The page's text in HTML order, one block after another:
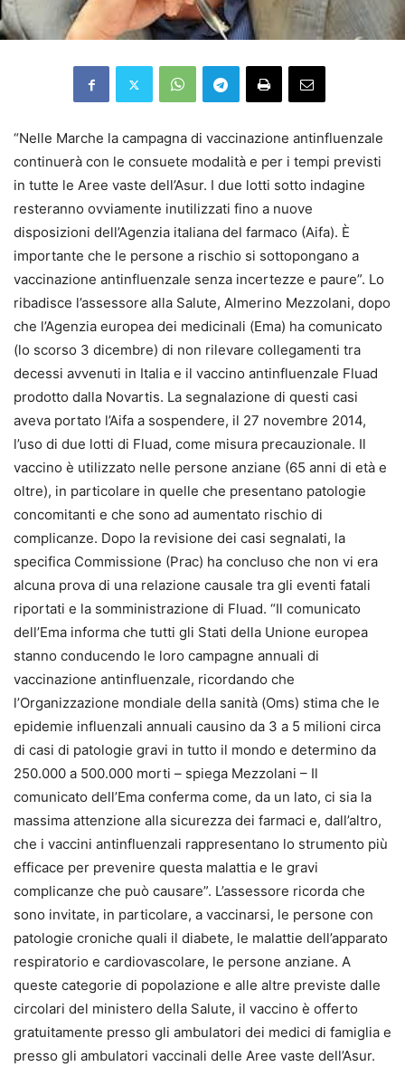
“Nelle Marche la campagna di vaccinazione antinfluenzale
continuerà con le consuete modalità e per i tempi previsti
in tutte le Aree vaste dell’Asur. I due lotti sotto indagine
resteranno ovviamente inutilizzati fino a nuove
disposizioni dell’Agenzia italiana del farmaco (Aifa). È
importante che le persone a rischio si sottopongano a
vaccinazione antinfluenzale senza incertezze e paure”. Lo
ribadisce l’assessore alla Salute, Almerino Mezzolani, dopo
che l’Agenzia europea dei medicinali (Ema) ha comunicato
(lo scorso 3 dicembre) di non rilevare collegamenti tra
decessi avvenuti in Italia e il vaccino antinfluenzale Fluad
prodotto dalla Novartis. La segnalazione di questi casi
aveva portato l’Aifa a sospendere, il 27 novembre 2014,
l’uso di due lotti di Fluad, come misura precauzionale. Il
vaccino è utilizzato nelle persone anziane (65 anni di età e
oltre), in particolare in quelle che presentano patologie
concomitanti e che sono ad aumentato rischio di
complicanze. Dopo la revisione dei casi segnalati, la
specifica Commissione (Prac) ha concluso che non vi era
alcuna prova di una relazione causale tra gli eventi fatali
riportati e la somministrazione di Fluad. “Il comunicato
dell’Ema informa che tutti gli Stati della Unione europea
stanno conducendo le loro campagne annuali di
vaccinazione antinfluenzale, ricordando che
l’Organizzazione mondiale della sanità (Oms) stima che le
epidemie influenzali annuali causino da 3 a 5 milioni circa
di casi di patologie gravi in tutto il mondo e determino da
250.000 a 500.000 morti – spiega Mezzolani – Il
comunicato dell’Ema conferma come, da un lato, ci sia la
massima attenzione alla sicurezza dei farmaci e, dall’altro,
che i vaccini antinfluenzali rappresentano lo strumento più
efficace per prevenire questa malattia e le gravi
complicanze che può causare”. L’assessore ricorda che
sono invitate, in particolare, a vaccinarsi, le persone con
patologie croniche quali il diabete, le malattie dell’apparato
respiratorio e cardiovascolare, le persone anziane. A
queste categorie di popolazione e alle altre previste dalle
circolari del ministero della Salute, il vaccino è offerto
gratuitamente presso gli ambulatori dei medici di famiglia e
presso gli ambulatori vaccinali delle Aree vaste dell’Asur.